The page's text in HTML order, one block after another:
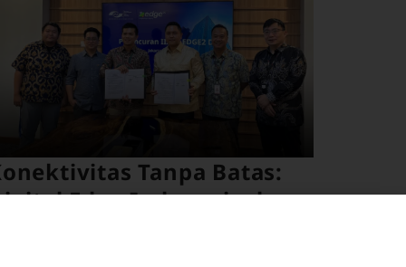
Tanpa Batas:
Edge Indonesia dan